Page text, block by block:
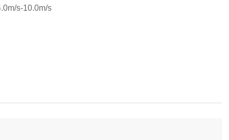
s-10.0m/s